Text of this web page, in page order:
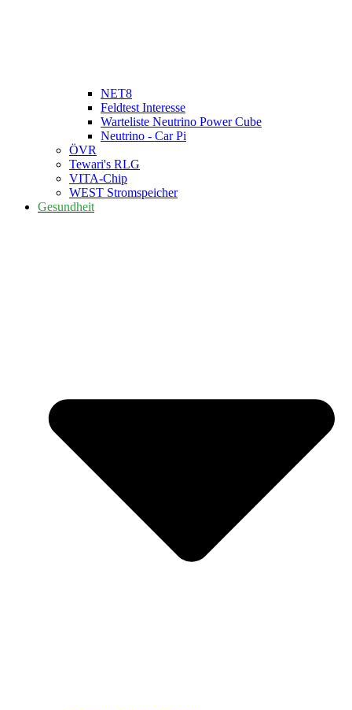
NET8
Feldtest Interesse
Warteliste Neutrino Power Cube
Neutrino - Car Pi
ÖVR
Tewari's RLG
VITA-Chip
WEST Stromspeicher
Gesundheit